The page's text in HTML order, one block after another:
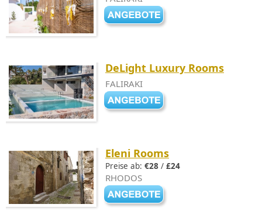
DeLight Luxury Rooms
FALIRAKI
Eleni Rooms
Preise ab: €28 / £24
RHODOS